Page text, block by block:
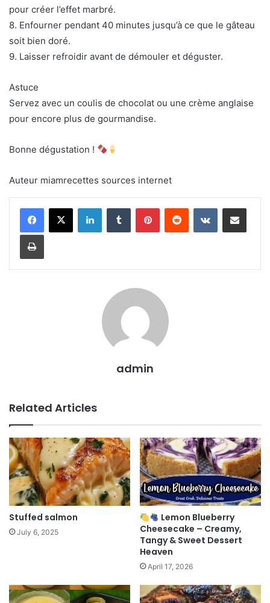
pour créer l’effet marbré.
8. Enfourner pendant 40 minutes jusqu’à ce que le gâteau
soit bien doré.
9. Laisser refroidir avant de démouler et déguster.
Astuce
Servez avec un coulis de chocolat ou une crème anglaise
pour encore plus de gourmandise.
Bonne dégustation !
Auteur miamrecettes sources internet
LinkedInTumblr PinterestReddit VKontakteShare via Email
Print
admin
Related Articles
Stuffed salmon
July 6, 2025
Lemon Blueberry
Cheesecake – Creamy,
Tangy & Sweet Dessert
Heaven
April 17, 2026